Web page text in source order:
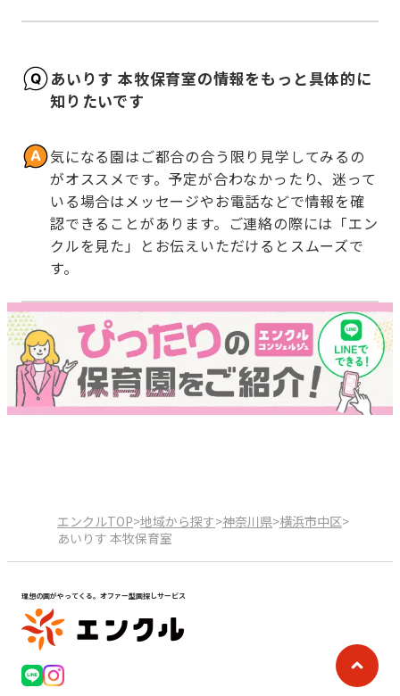
あいりす 本牧保育室の情報をもっと具体的に
知りたいです
気になる園はご都合の合う限り見学してみるの
がオススメです。予定が合わなかったり、迷って
いる場合はメッセージやお電話などで情報を確
認できることがあります。ご連絡の際には「エン
クルを見た」とお伝えいただけるとスムーズで
す。
エンクルTOP>地域から探す>神奈川県>横浜市中区>
あいりす 本牧保育室
理想の園がやってくる。オファー型園探しサービス